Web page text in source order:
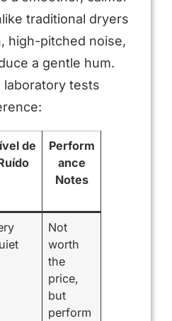
traditional dryers
high-pitched noise,
a gentle hum.
laboratory tests
de
Perform
ance
Notes
Not
worth
the
price,
but
perform